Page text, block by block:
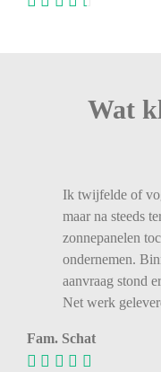
Wat
Ik twijfelde of
maar na steeds
zonnepanelen
ondernemen.
aanvraag stond
Net werk
Fam. Schat